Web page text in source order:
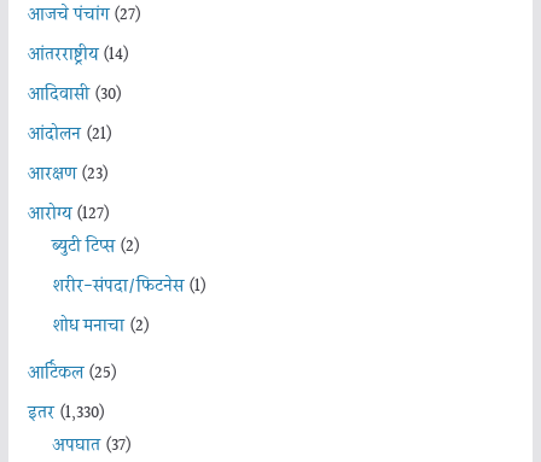
आजचे पंचांग(27)
आंतरराष्ट्रीय(14)
आदिवासी(30)
आंदोलन(21)
आरक्षण(23)
आरोग्य(127)
ब्युटी टिप्स(2)
शरीर-संपदा/फिटनेस(1)
शोध मनाचा(2)
आर्टिकल(25)
इतर(1,330)
अपघात(37)